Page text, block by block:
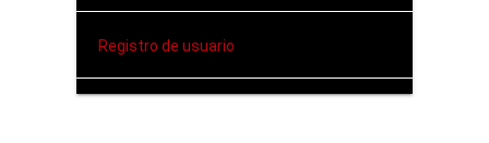
Registro de usuario